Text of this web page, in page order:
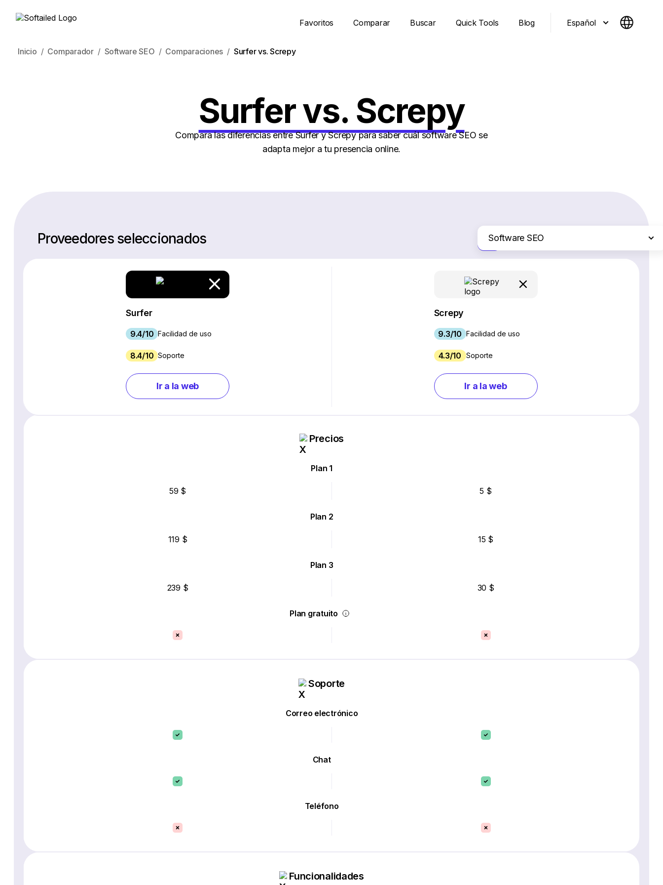
Favoritos Comparar Buscar Quick Tools Blog Español
Inicio Comparador Software SEO Comparaciones Surfer vs. Screpy
Surfer vs. Screpy
Compara las diferencias entre Surfer y Screpy para saber cuál software SEO se
adapta mejor a tu presencia online.
Proveedores seleccionados Software SEO
Servicios de hosting web
Chat en vivo y chatbots
Marketing por correo electrónico
Solo las diferencias
Surfer
9.4/10 Facilidad de uso
8.4/10 Soporte
Ir a la web
Screpy
9.3/10 Facilidad de uso
4.3/10 Soporte
Ir a la web
Precios
Plan 1
59 $ 5 $
Plan 2
119 $ 15 $
Plan 3
239 $ 30 $
Plan gratuito
Soporte
Correo electrónico
Chat
Teléfono
Funcionalidades